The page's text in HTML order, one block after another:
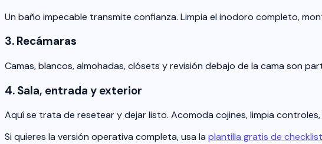
Un baño impecable transmite confianza. Limpia el inodoro completo,
3. Recámaras
Camas, blancos, almohadas, clósets y revisión debajo de la cama son
4. Sala, entrada y exterior
Aquí se trata de resetear y dejar listo. Acomoda cojines, limpia
Si quieres la versión operativa completa, usa la plantilla gratis de